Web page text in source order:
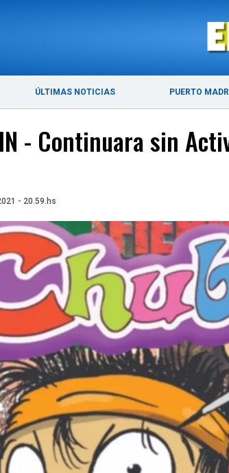
ÚLTIMAS NOTICIAS PUERTO
- Continuara sin
- 20.59.hs